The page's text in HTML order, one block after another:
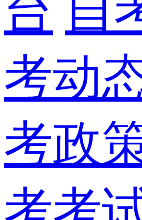
台 自
考动
考政